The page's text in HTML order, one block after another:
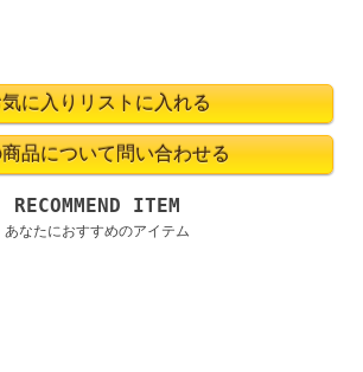
RECOMMEND ITEM
あなたにおすすめのアイテム